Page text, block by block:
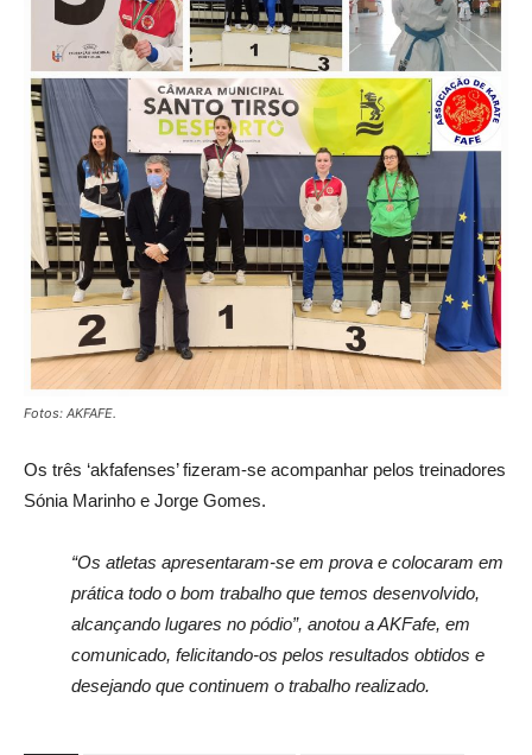
Fotos: AKFAFE.
Os três ‘akfafenses’ fizeram-se acompanhar pelos treinadores
Sónia Marinho e Jorge Gomes.
“Os atletas apresentaram-se em prova e colocaram em
prática todo o bom trabalho que temos desenvolvido,
alcançando lugares no pódio”, anotou a AKFafe, em
comunicado, felicitando-os pelos resultados obtidos e
desejando que continuem o trabalho realizado.